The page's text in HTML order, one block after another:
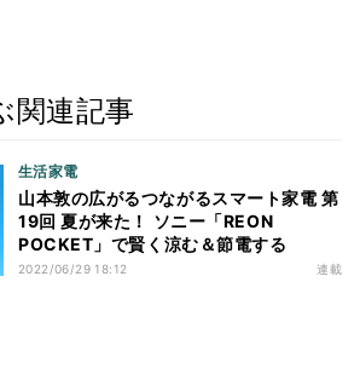
関連記事
生活家電
山本敦の広がるつながるスマート家電 第
19回 夏が来た！ ソニー「REON
POCKET」で賢く涼む＆節電する
2022/06/29 18:12 連載